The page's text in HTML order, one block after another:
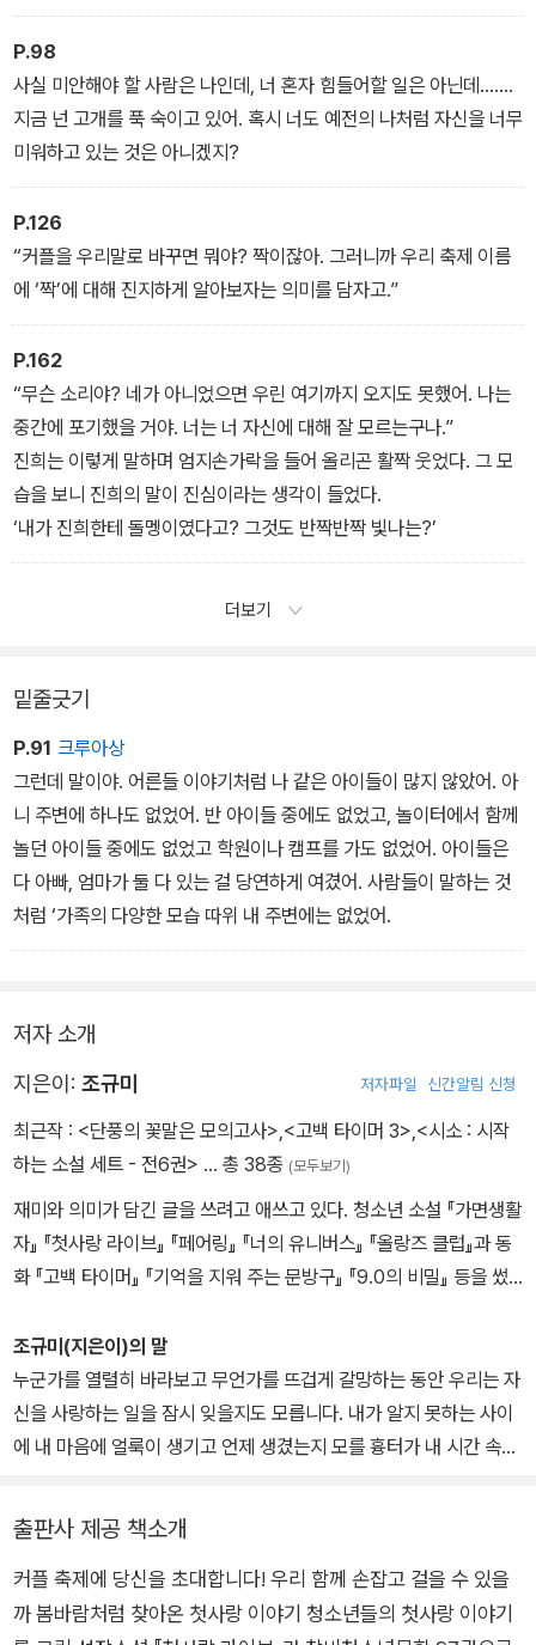
“거짓말해서 미안해. 어쩌다 보니 그렇게 됐어. 나, 욕해도 좋아. 하지
만 미안하다는 말은 꼭 전하고 싶었어.”
P.98
사실 미안해야 할 사람은 나인데, 너 혼자 힘들어할 일은 아닌데…….
지금 넌 고개를 푹 숙이고 있어. 혹시 너도 예전의 나처럼 자신을 너무
미워하고 있는 것은 아니겠지?
P.126
“커플을 우리말로 바꾸면 뭐야? 짝이잖아. 그러니까 우리 축제 이름
에 ‘짝’에 대해 진지하게 알아보자는 의미를 담자고.”
P.162
“무슨 소리야? 네가 아니었으면 우린 여기까지 오지도 못했어. 나는
중간에 포기했을 거야. 너는 너 자신에 대해 잘 모르는구나.”
진희는 이렇게 말하며 엄지손가락을 들어 올리곤 활짝 웃었다. 그 모
습을 보니 진희의 말이 진심이라는 생각이 들었다.
‘내가 진희한테 돌멩이였다고? 그것도 반짝반짝 빛나는?’
더보기
밑줄긋기
P.91 크루아상
그런데 말이야. 어른들 이야기처럼 나 같은 아이들이 많지 않았어. 아
니 주변에 하나도 없었어. 반 아이들 중에도 없었고, 놀이터에서 함께
놀던 아이들 중에도 없었고 학원이나 캠프를 가도 없었어. 아이들은
다 아빠, 엄마가 둘 다 있는 걸 당연하게 여겼어. 사람들이 말하는 것
처럼 ‘가족의 다양한 모습 따위 내 주변에는 없었어.
저자 소개
지은이: 조규미 저자파일 신간알림 신청
최근작 : <단풍의 꽃말은 모의고사>,<고백 타이머 3>,<시소 : 시작
하는 소설 세트 - 전6권> … 총 38종 (모두보기)
재미와 의미가 담긴 글을 쓰려고 애쓰고 있다. 청소년 소설 『가면생활
자』 『첫사랑 라이브』 『페어링』 『너의 유니버스』 『올랑즈 클럽』과 동
화 『고백 타이머』 『기억을 지워 주는 문방구』 『9.0의 비밀』 등을 썼
조규미(지은이)의 말
누군가를 열렬히 바라보고 무언가를 뜨겁게 갈망하는 동안 우리는 자
신을 사랑하는 일을 잠시 잊을지도 모릅니다. 내가 알지 못하는 사이
에 내 마음에 얼룩이 생기고 언제 생겼는지 모를 흉터가 내 시간 속에
있는 저 별이 결국은 나 자신이라는 것을요. 남들만큼 눈부시지 않아
도, 조금 비뚤어지거나 다소 생채기가 있어도 그 별은 결국 나 자신이
라는 것을요.
누군가를 사랑하는 일이 끝나고, 무언가를 갈망하는 일을 멈추어도,
출판사 제공 책소개
커플 축제에 당신을 초대합니다! 우리 함께 손잡고 걸을 수 있을
까 봄바람처럼 찾아온 첫사랑 이야기 청소년들의 첫사랑 이야기